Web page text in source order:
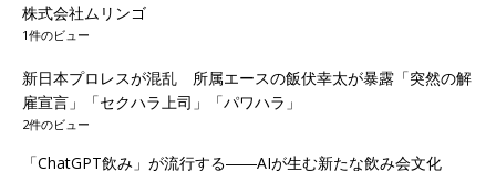
株式会社ムリンゴ
1件のビュー
新日本プロレスが混乱 所属エースの飯伏幸太が暴露「突然の解
雇宣言」「セクハラ上司」「パワハラ」
2件のビュー
「ChatGPT飲み」が流行する――AIが生む新たな飲み会文化